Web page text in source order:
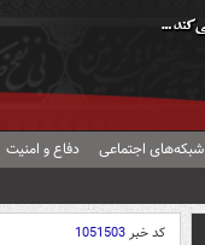
شبکه‌های اجتماعی دفاع و امنیت
کد خبر1051503